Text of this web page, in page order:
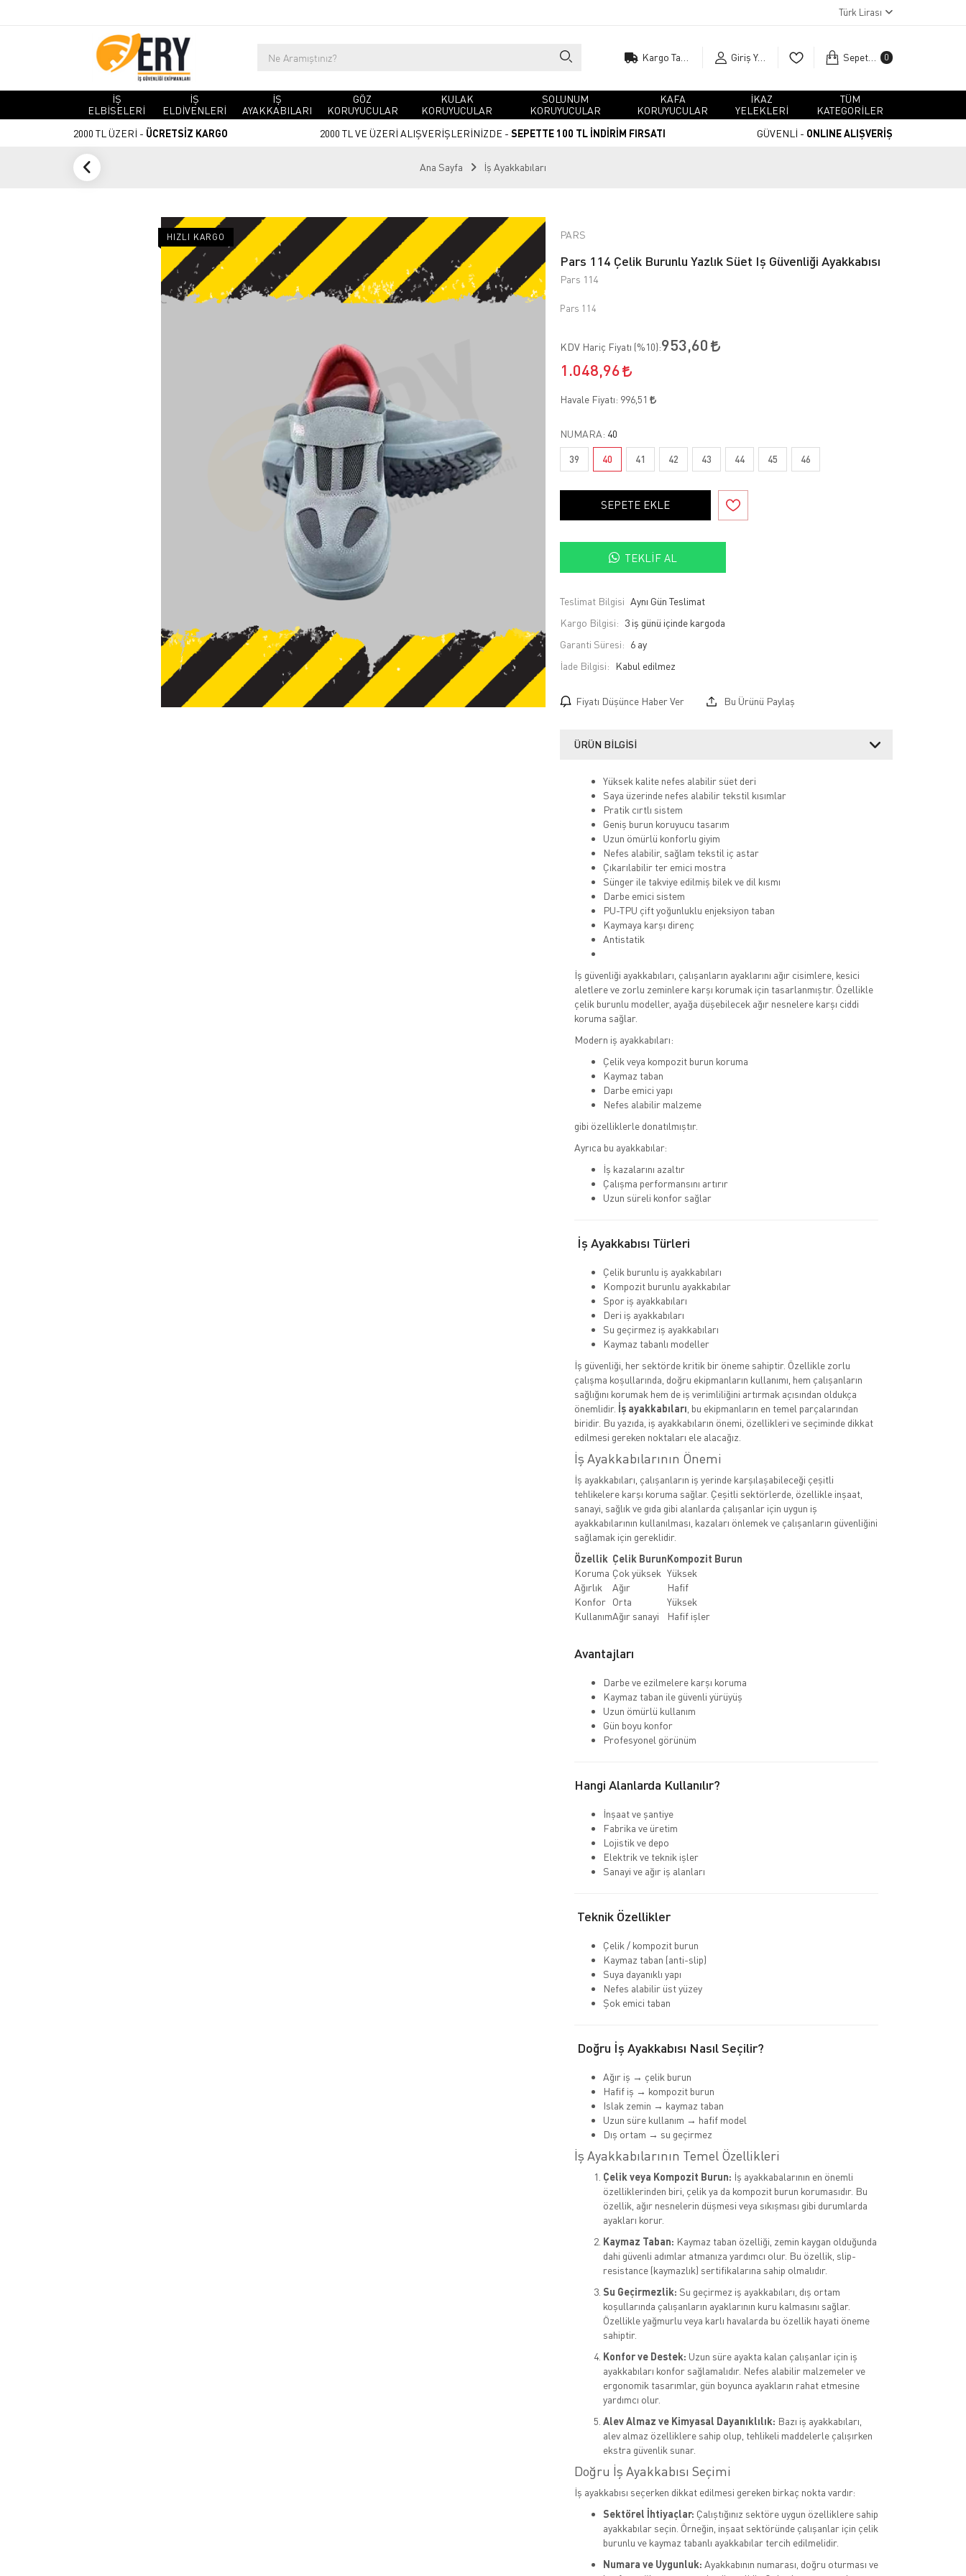
Türk Lirası
Giriş Yap Sepetim 0
İŞ
ELBİSELERİ
İŞ
ELDİVENLERİ
İŞ
AYAKKABILARI
GÖZ
KORUYUCULAR
KULAK
KORUYUCULAR
SOLUNUM
KORUYUCULAR
KAFA
KORUYUCULAR
İKAZ
YELEKLERİ
TÜM
KATEGORİLER
2000 TL ÜZERİ - ÜCRETSİZ KARGO 2000 TL VE ÜZERİ ALIŞVERİŞLERİNİZDE - SEPETTE 100 TL İNDİRİM FIRSATI GÜVENLİ - ONLINE ALIŞVERİŞ
Ana Sayfa İş Ayakkabıları
HIZLI KARGO PARS
Pars 114 Çelik Burunlu Yazlık Süet Iş Güvenliği Ayakkabısı
Pars 114
Pars 114
KDV Hariç Fiyatı (%10):953,60
1.048,96
Havale Fiyatı: 996,51
NUMARA: 40
39 40 41 42 43 44 45 46
SEPETE EKLE
TEKLIF AL
Teslimat Bilgisi Aynı Gün Teslimat
Kargo Bilgisi: 3 iş günü içinde kargoda
Garanti Süresi: 6 ay
İade Bilgisi:
Fiyatı Düşünce Haber Ver Bu Ürünü Paylaş
ÜRÜN BILGISI
Yüksek kalite nefes alabilir süet deri
Saya üzerinde nefes alabilir tekstil kısımlar
Pratik cırtlı sistem
Geniş burun koruyucu tasarım
Uzun ömürlü konforlu giyim
Nefes alabilir, sağlam tekstil iç astar
Çıkarılabilir ter emici mostra
Sünger ile takviye edilmiş bilek ve dil kısmı
Darbe emici sistem
PU-TPU çift yoğunluklu enjeksiyon taban
Kaymaya karşı direnç
Antistatik
İş güvenliği ayakkabıları, çalışanların ayaklarını ağır cisimlere, kesici
aletlere ve zorlu zeminlere karşı korumak için tasarlanmıştır. Özellikle
çelik burunlu modeller, ayağa düşebilecek ağır nesnelere karşı ciddi
koruma sağlar.
Modern iş ayakkabıları:
Çelik veya kompozit burun koruma
Kaymaz taban
Darbe emici yapı
Nefes alabilir malzeme
gibi özelliklerle donatılmıştır.
Ayrıca bu ayakkabılar:
İş kazalarını azaltır
Çalışma performansını artırır
Uzun süreli konfor sağlar
İş Ayakkabısı Türleri
Çelik burunlu iş ayakkabıları
Kompozit burunlu ayakkabılar
Spor iş ayakkabıları
Deri iş ayakkabıları
Su geçirmez iş ayakkabıları
Kaymaz tabanlı modeller
İş güvenliği, her sektörde kritik bir öneme sahiptir. Özellikle zorlu
çalışma koşullarında, doğru ekipmanların kullanımı, hem çalışanların
sağlığını korumak hem de iş verimliliğini artırmak açısından oldukça
önemlidir. İş ayakkabıları , bu ekipmanların en temel parçalarından
biridir. Bu yazıda, iş ayakkabıların önemi, özellikleri ve seçiminde dikkat
edilmesi gereken noktaları ele alacağız.
İş Ayakkabılarının Önemi
İş ayakkabıları, çalışanların iş yerinde karşılaşabileceği çeşitli
tehlikelere karşı koruma sağlar. Çeşitli sektörlerde, özellikle inşaat,
sanayi, sağlık ve gıda gibi alanlarda çalışanlar için uygun iş
ayakkabılarının kullanılması, kazaları önlemek ve çalışanların güvenliğini
sağlamak için gereklidir.
Özellik Çelik BurunKompozit Burun
Koruma Çok yüksek Yüksek
Ağırlık
Ağır
Hafif
Konfor
Orta
Yüksek
KullanımAğır sanayi Hafif işler
Avantajları
Darbe ve ezilmelere karşı koruma
Kaymaz taban ile güvenli yürüyüş
Uzun ömürlü kullanım
Gün boyu konfor
Profesyonel görünüm
Hangi Alanlarda Kullanılır?
İnşaat ve şantiye
Fabrika ve üretim
Lojistik ve depo
Elektrik ve teknik işler
Sanayi ve ağır iş alanları
Teknik Özellikler
Çelik / kompozit burun
Kaymaz taban (anti-slip)
Suya dayanıklı yapı
Nefes alabilir üst yüzey
Şok emici taban
Doğru İş Ayakkabısı Nasıl Seçilir?
Ağır iş → çelik burun
Hafif iş → kompozit burun
Islak zemin → kaymaz taban
Uzun süre kullanım → hafif model
Dış ortam → su geçirmez
İş Ayakkabılarının Temel Özellikleri
Çelik veya Kompozit Burun: İş ayakkabalarının en önemli
özelliklerinden biri, çelik ya da kompozit burun korumasıdır. Bu
özellik, ağır nesnelerin düşmesi veya sıkışması gibi durumlarda
ayakları korur.
Kaymaz Taban: Kaymaz taban özelliği, zemin kaygan olduğunda
dahi güvenli adımlar atmanıza yardımcı olur. Bu özellik, slip-
resistance (kaymazlık) sertifikalarına sahip olmalıdır.
Su Geçirmezlik: Su geçirmez iş ayakkabıları, dış ortam
koşullarında çalışanların ayaklarının kuru kalmasını sağlar.
Özellikle yağmurlu veya karlı havalarda bu özellik hayati öneme
sahiptir.
Konfor ve Destek: Uzun süre ayakta kalan çalışanlar için iş
ayakkabıları konfor sağlamalıdır. Nefes alabilir malzemeler ve
ergonomik tasarımlar, gün boyunca ayakların rahat etmesine
yardımcı olur.
Alev Almaz ve Kimyasal Dayanıklılık: Bazı iş ayakkabıları,
alev almaz özelliklere sahip olup, tehlikeli maddelerle çalışırken
ekstra güvenlik sunar.
Doğru İş Ayakkabısı Seçimi
İş ayakkabısı seçerken dikkat edilmesi gereken birkaç nokta vardır:
Sektörel İhtiyaçlar: Çalıştığınız sektöre uygun özelliklere sahip
ayakkabılar seçin. Örneğin, inşaat sektöründe çalışanlar için çelik
burunlu ve kaymaz tabanlı ayakkabılar tercih edilmelidir.
Numara ve Uygunluk: Ayakkabının numarası, doğru oturması ve